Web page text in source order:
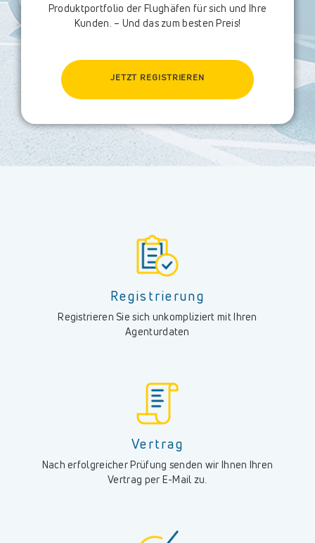
Produktportfolio der Flughäfen für sich und Ihre
Kunden. – Und das zum besten Preis!
JETZT REGISTRIEREN
Registrierung
Registrieren Sie sich unkompliziert mit Ihren
Agenturdaten
Vertrag
Nach erfolgreicher Prüfung senden wir Ihnen Ihren
Vertrag per E-Mail zu.